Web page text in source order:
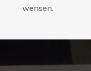
wensen.